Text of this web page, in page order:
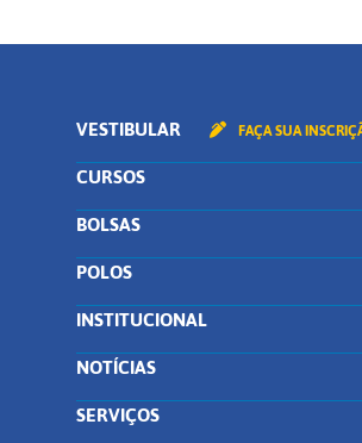
VESTIBULAR FAÇA SUA
CURSOS
BOLSAS
POLOS
INSTITUCIONAL
NOTÍCIAS
SERVIÇOS